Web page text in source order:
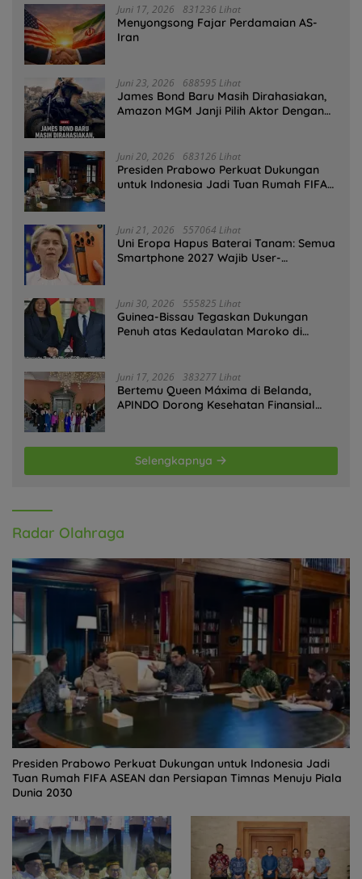
Juni 17, 2026 831236 Lihat
Menyongsong Fajar Perdamaian AS-
Iran
Juni 23, 2026 688595 Lihat
James Bond Baru Masih Dirahasiakan,
Amazon MGM Janji Pilih Aktor Dengan
Juni 20, 2026 683126 Lihat
Presiden Prabowo Perkuat Dukungan
untuk Indonesia Jadi Tuan Rumah FIFA
Juni 21, 2026 557064 Lihat
Uni Eropa Hapus Baterai Tanam: Semua
Smartphone 2027 Wajib User-
Juni 30, 2026 555825 Lihat
Guinea-Bissau Tegaskan Dukungan
Penuh atas Kedaulatan Maroko di
Juni 17, 2026 383277 Lihat
Bertemu Queen Máxima di Belanda,
APINDO Dorong Kesehatan Finansial
Selengkapnya
Radar Olahraga
Presiden Prabowo Perkuat Dukungan untuk Indonesia Jadi
Tuan Rumah FIFA ASEAN dan Persiapan Timnas Menuju Piala
Dunia 2030